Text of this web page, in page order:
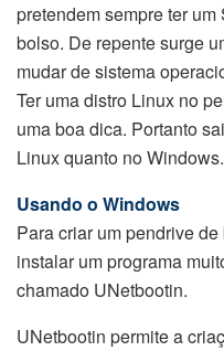
pretendem sempre ter
bolso. De repente surge
mudar de sistema
Ter uma distro Linux no
uma boa dica. Portanto
Linux quanto no Windows.
Usando o Windows
Para criar um pendrive
instalar um programa
chamado UNetbootin.
UNetbootin permite a